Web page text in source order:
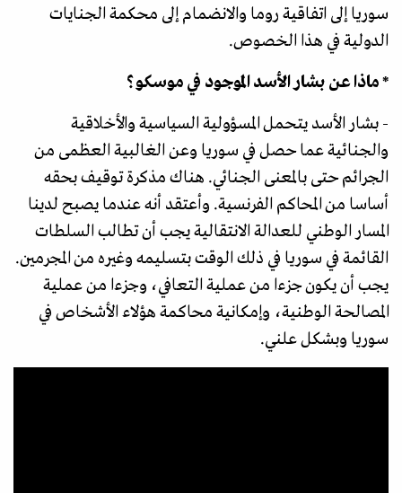
سوريا إلى اتفاقية روما والانضمام إلى محكمة الجنايات
الدولية في هذا الخصوص.
* ماذا عن بشار الأسد الموجود في موسكو؟
- بشار الأسد يتحمل المسؤولية السياسية والأخلاقية
والجنائية عما حصل في سوريا وعن الغالبية العظمى من
الجرائم حتى بالمعنى الجنائي. هناك مذكرة توقيف بحقه
أساسا من المحاكم الفرنسية. وأعتقد أنه عندما يصبح لدينا
المسار الوطني للعدالة الانتقالية يجب أن تطالب السلطات
القائمة في سوريا في ذلك الوقت بتسليمه وغيره من المجرمين.
يجب أن يكون جزءا من عملية التعافي، وجزءا من عملية
المصالحة الوطنية، وإمكانية محاكمة هؤلاء الأشخاص في
سوريا وبشكل علني.